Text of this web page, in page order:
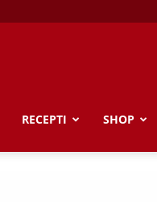
RECEPTI SHOP